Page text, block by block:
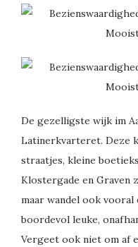
De gezelligste wijk im
Latinerkvarteret. Deze
straatjes, kleine
Klostergade en Graven
maar wandel ook vooral
boordevol leuke,
Vergeet ook niet om af